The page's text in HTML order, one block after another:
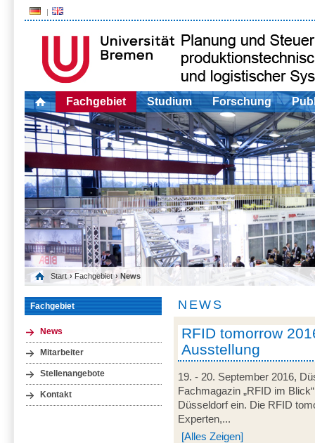
Fachgebiet Studium Forschung
Start › Fachgebiet › News
Fachgebiet
News
Mitarbeiter
Stellenangebote
Kontakt
NEWS
RFID tomorrow
Ausstellung
19. - 20. September 2016,
Fachmagazin „RFID im
Düsseldorf ein. Die RFID
Experten,...
[Alles Zeigen]